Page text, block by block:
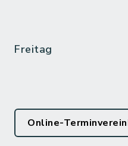
Freitag
Online-